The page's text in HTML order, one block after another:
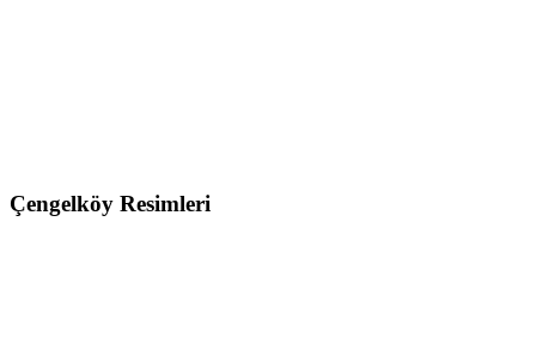
Çengelköy Resimleri